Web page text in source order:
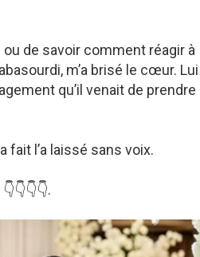
de savoir comment réagir à
m’a brisé le cœur. Lui
qu’il venait de prendre
fait l’a laissé sans voix.